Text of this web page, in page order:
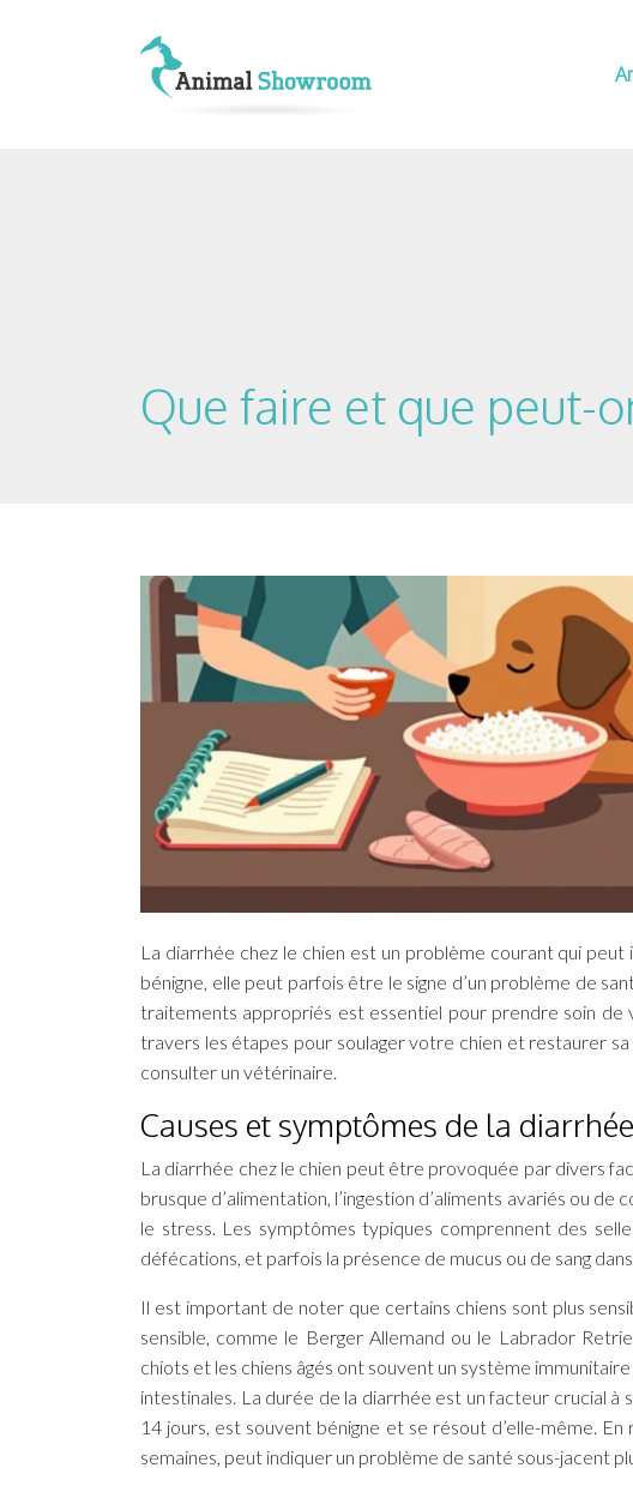
Que faire et que peut-
La diarrhée chez le chien est un problème courant qui
bénigne, elle peut parfois être le signe d’un problème de
traitements appropriés est essentiel pour prendre soin
travers les étapes pour soulager votre chien et restaurer
consulter un vétérinaire.
Causes et symptômes de la
La diarrhée chez le chien peut être provoquée par divers
brusque d’alimentation, l’ingestion d’aliments avariés ou
le stress. Les symptômes typiques comprennent des
défécations, et parfois la présence de mucus ou de sang
Il est important de noter que certains chiens sont plus
sensible, comme le Berger Allemand ou le Labrador
chiots et les chiens âgés ont souvent un système
intestinales. La durée de la diarrhée est un facteur crucial à
14 jours, est souvent bénigne et se résout d’elle-même.
semaines, peut indiquer un problème de santé sous-jacent